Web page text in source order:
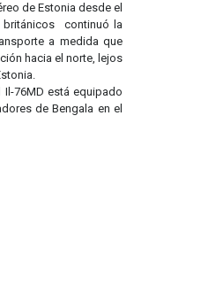
de Estonia desde el
británicos continuó la
a medida que
hacia el norte, lejos
Il-76MD está equipado
de Bengala en el